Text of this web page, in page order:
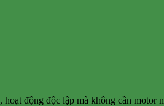
, hoạt động độc lập mà không cần motor